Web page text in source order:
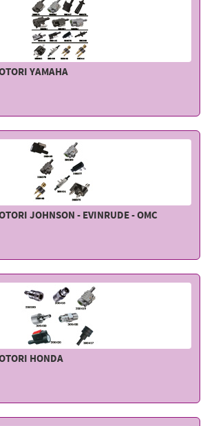
YAMAHA
JOHNSON - EVINRUDE - OMC
HONDA